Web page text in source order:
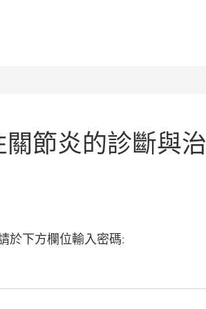
節炎的診斷與治
於下方欄位輸入密碼: